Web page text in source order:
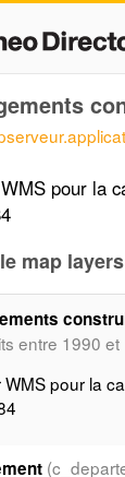
pour la
map
entre 1990 et
WMS pour la